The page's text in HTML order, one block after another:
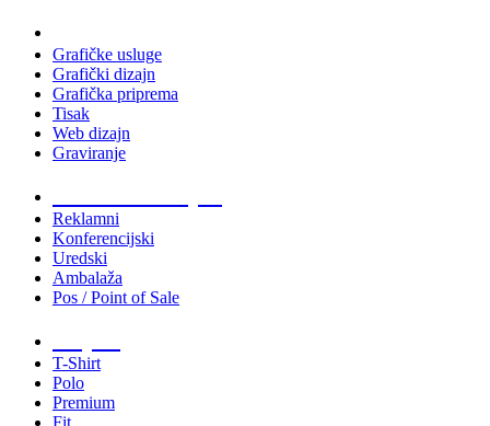
Grafičke usluge
Grafički dizajn
Grafička priprema
Tisak
Web dizajn
Graviranje
Reklamni
Konferencijski
Uredski
Ambalaža
Pos / Point of Sale
T-Shirt
Polo
Premium